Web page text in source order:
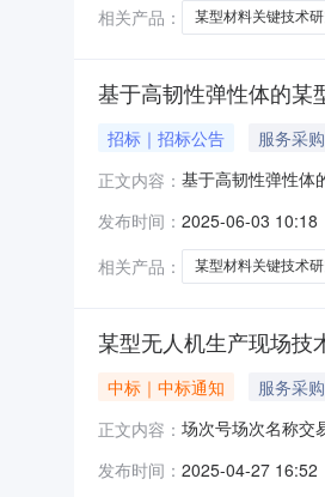
相关产品：
某型材料关键技术
基于高韧性弹性体的某
招标｜招标公告 服务采购
正文内容： 基于高韧性弹性体
发布时间： 2025-06-03 10:18
相关产品：
某型材料关键技术
某型无人机生产现场技
中标｜中标通知 服务采购
正文内容： 场次号场次名称交
发布时间： 2025-04-27 16:52